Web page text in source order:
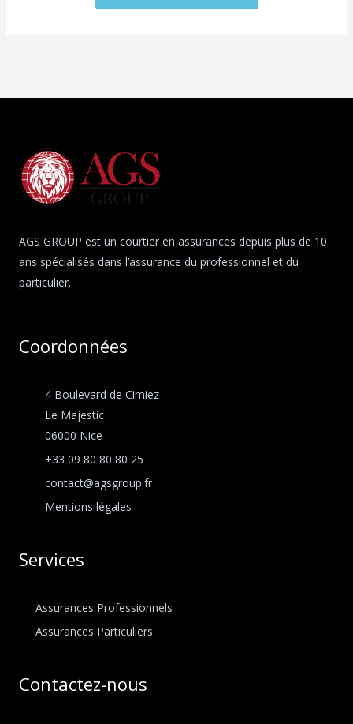
AGS GROUP est un courtier en assurances depuis plus de 10
ans spécialisés dans l’assurance du professionnel et du
particulier.
Coordonnées​
4 Boulevard de Cimiez
Le Majestic
06000 Nice
+33 09 80 80 80 25
contact@agsgroup.fr
Mentions légales
Services
Assurances Professionnels
Assurances Particuliers
Contactez-nous​